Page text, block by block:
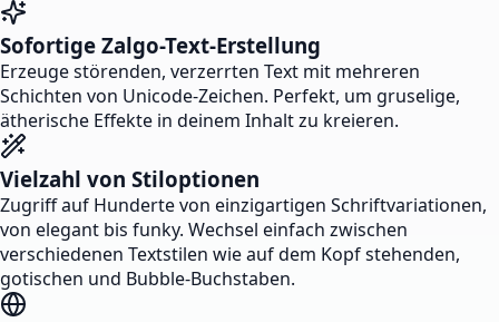
Sofortige Zalgo-Text-Erstellung
Erzeuge störenden, verzerrten Text mit mehreren
Schichten von Unicode-Zeichen. Perfekt, um gruselige,
ätherische Effekte in deinem Inhalt zu kreieren.
Vielzahl von Stiloptionen
Zugriff auf Hunderte von einzigartigen Schriftvariationen,
von elegant bis funky. Wechsel einfach zwischen
verschiedenen Textstilen wie auf dem Kopf stehenden,
gotischen und Bubble-Buchstaben.